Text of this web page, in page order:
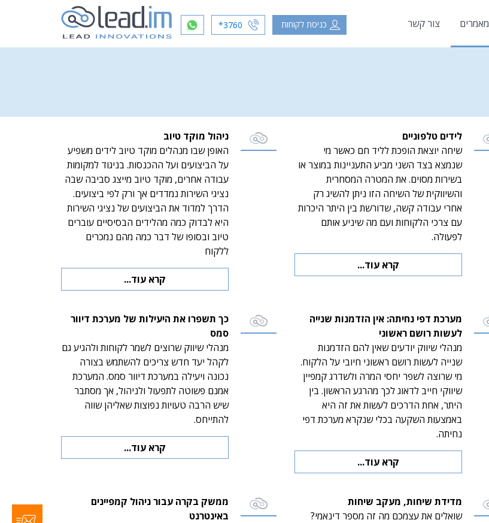
מאמרים צור קשר כניסת לקוחות *3760
לידים טלפוניים
שיחה יוצאת הופכת לליד חם כאשר מי
שנמצא בצד השני מביע התעניינות במוצר או
בשירות מסוים. את המטרה המסחרית
והשיווקית של השיחה הזו ניתן להשיג רק
אחרי עבודה קשה, שדורשת בין היתר היכרות
עם צרכי הלקוחות ועם מה שיניע אותם
לפעולה.
קרא עוד...
ניהול מוקד טיוב
האופן שבו מנהלים מוקד טיוב לידים משפיע
על הביצועים ועל ההכנסות. בניגוד למקומות
עבודה אחרים, מוקד טיוב מייצג סביבה שבה
נציגי השירות נמדדים אך ורק לפי ביצועים.
הדרך למדוד את הביצועים של נציגי השירות
היא לבדוק כמה מהלידים הבסיסיים עוברים
טיוב ובסופו של דבר כמה מהם נמכרים
ללקוח
קרא עוד...
מערכת דפי נחיתה: אין הזדמנות שנייה
לעשות רושם ראשוני
מנהלי שיווק יודעים שאין להם הזדמנות
שנייה לעשות רושם ראשוני חיובי על הלקוח.
מי שרוצה לשפר יחסי המרה ולשדרג קמפיין
שיווקי חייב לדאוג לכך מהרגע הראשון. בין
היתר, אחת הדרכים לעשות את זה היא
באמצעות השקעה בכלי שנקרא מערכת דפי
נחיתה.
קרא עוד...
כך תשפרו את היעילות של מערכת דיוור
סמס
מנהלי שיווק שרוצים לשמר לקוחות ולהגיע גם
לקהל יעד חדש צריכים להשתמש בצורה
נכונה ויעילה במערכת דיוור סמס. המערכת
אמנם פשוטה לתפעול ולניהול, אך מסתבר
שיש הרבה טעויות נפוצות שאליהן שווה
להתייחס.
קרא עוד...
מדידת שיחות, מעקב שיחות
שואלים את עצמכם מה זה מספר דינאמי?
ממשק בקרה עבור ניהול קמפיינים
באינטרנט